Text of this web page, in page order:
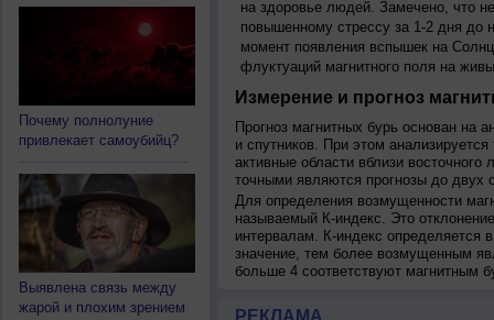
Почему полнолуние
привлекает самоубийц?
Выявлена связь между
жарой и плохим зрением
на здоровье людей. Замечено, что
повышенному стрессу за 1-2 дня до
момент появления вспышек на
флуктуаций магнитного поля на
Измерение и прогноз
Прогноз магнитных бурь основан на
и спутников. При этом
активные области вблизи
точными являются прогнозы до двух
Для определения возмущенности
называемый К-индекс. Это
интервалам. К-индекс определяется
значение, тем более возмущенным
больше 4 соответствуют магнитным
РЕКЛАМА